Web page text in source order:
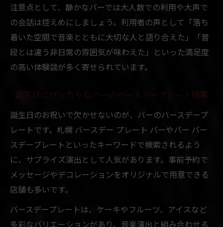
注意点として、静かなバーでは大人数での利用や大声で
の会話は控えめにしましょう。利用者の声として「落ち
着いた空間で音楽とともに大切な人と語り合えた」「普
段とは違う非日常の雰囲気が味わえた」といった満足度
の高い体験談が多く寄せられています。
誕生日にぴったりなバーのバースデープレート特集
誕生日のお祝いで欠かせないのが、バーのバースデープ
レートです。札幌 バースデー プレート バーやバー バー
スデープレートといったキーワードで検索されるよう
に、サプライズ演出として人気があります。事前予約で
メッセージやデコレーションをオリジナルで用意できる
店舗も多いです。
バースデープレートは、ケーキやフルーツ、アイスなど
多彩なバリエーションがあり、音楽演出と組み合わせる